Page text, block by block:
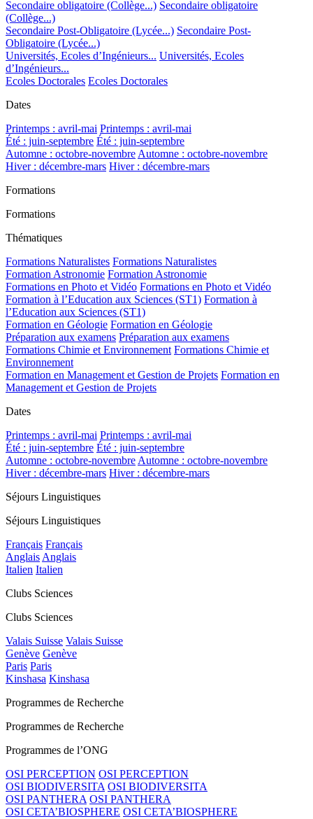
Secondaire obligatoire (Collège...) Secondaire obligatoire
(Collège...)
Secondaire Post-Obligatoire (Lycée...) Secondaire Post-
Obligatoire (Lycée...)
Universités, Ecoles d’Ingénieurs... Universités, Ecoles
d’Ingénieurs...
Ecoles Doctorales Ecoles Doctorales
Dates
Printemps : avril-mai Printemps : avril-mai
Été : juin-septembre Été : juin-septembre
Automne : octobre-novembre Automne : octobre-novembre
Hiver : décembre-mars Hiver : décembre-mars
Formations
Formations
Thématiques
Formations Naturalistes Formations Naturalistes
Formation Astronomie Formation Astronomie
Formations en Photo et Vidéo Formations en Photo et Vidéo
Formation à l’Education aux Sciences (ST1) Formation à
l’Education aux Sciences (ST1)
Formation en Géologie Formation en Géologie
Préparation aux examens Préparation aux examens
Formations Chimie et Environnement Formations Chimie et
Environnement
Formation en Management et Gestion de Projets Formation en
Management et Gestion de Projets
Dates
Printemps : avril-mai Printemps : avril-mai
Été : juin-septembre Été : juin-septembre
Automne : octobre-novembre Automne : octobre-novembre
Hiver : décembre-mars Hiver : décembre-mars
Séjours Linguistiques
Séjours Linguistiques
Français Français
Anglais Anglais
Italien Italien
Clubs Sciences
Clubs Sciences
Valais Suisse Valais Suisse
Genève Genève
Paris Paris
Kinshasa Kinshasa
Programmes de Recherche
Programmes de Recherche
Programmes de l’ONG
OSI PERCEPTION OSI PERCEPTION
OSI BIODIVERSITA OSI BIODIVERSITA
OSI PANTHERA OSI PANTHERA
OSI CETA’BIOSPHERE OSI CETA’BIOSPHERE